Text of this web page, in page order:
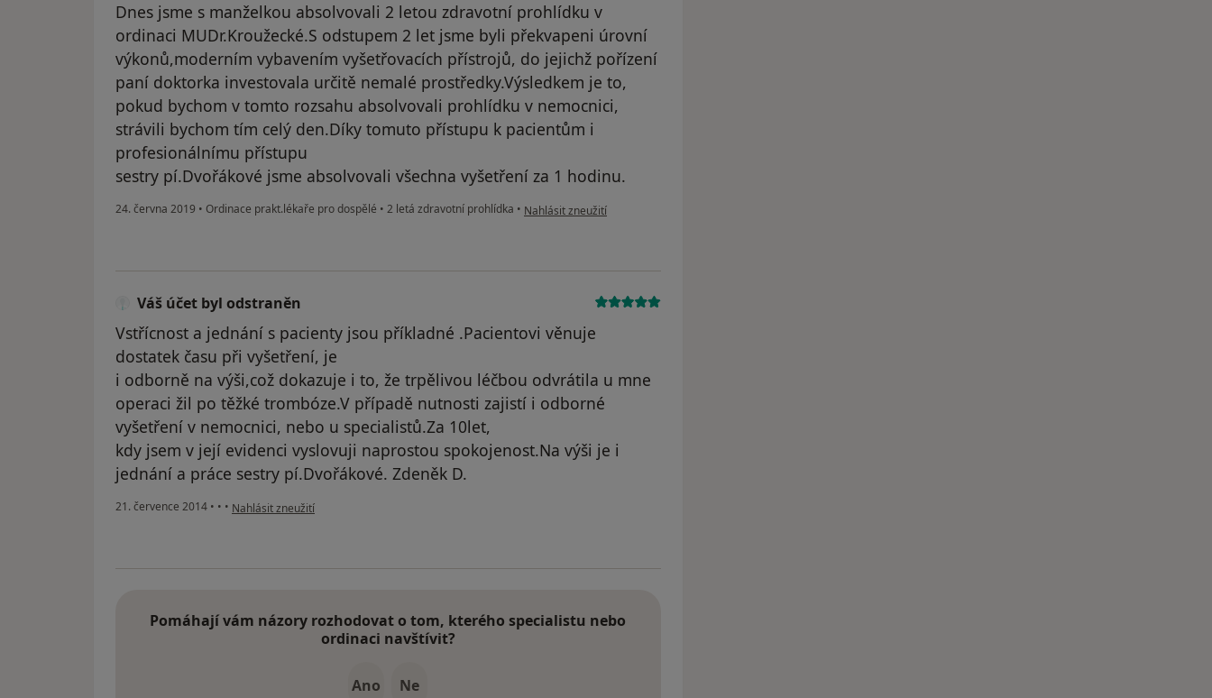
Dnes jsme s manželkou absolvovali 2 letou zdravotní prohlídku v
ordinaci MUDr.Kroužecké.S odstupem 2 let jsme byli překvapeni úrovní
výkonů,moderním vybavením vyšetřovacích přístrojů, do jejichž pořízení
paní doktorka investovala určitě nemalé prostředky.Výsledkem je to,
pokud bychom v tomto rozsahu absolvovali prohlídku v nemocnici,
strávili bychom tím celý den.Díky tomuto přístupu k pacientům i
profesionálnímu přístupu
sestry pí.Dvořákové jsme absolvovali všechna vyšetření za 1 hodinu.
24. června 2019 • Ordinace prakt.lékaře pro dospělé • 2 letá zdravotní prohlídka • podle názoru uživatele Váš účet byl odstraněn
Nahlásit zneužití
Váš účet byl odstraněn
Vstřícnost a jednání s pacienty jsou příkladné .Pacientovi věnuje
dostatek času při vyšetření, je
i odborně na výši,což dokazuje i to, že trpělivou léčbou odvrátila u mne
operaci žil po těžké trombóze.V případě nutnosti zajistí i odborné
vyšetření v nemocnici, nebo u specialistů.Za 10let,
kdy jsem v její evidenci vyslovuji naprostou spokojenost.Na výši je i
jednání a práce sestry pí.Dvořákové. Zdeněk D.
21. července 2014 • • • podle názoru uživatele Váš účet byl odstraněn
Nahlásit zneužití
Pomáhají vám názory rozhodovat o tom, kterého specialistu nebo
ordinaci navštívit?
Ano Ne